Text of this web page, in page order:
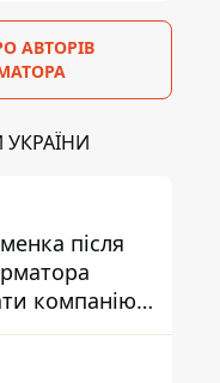
АВТОРІВ
після
компанію-